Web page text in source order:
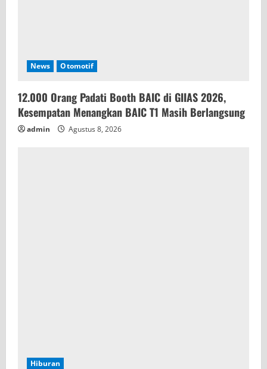
News Otomotif
12.000 Orang Padati Booth BAIC di GIIAS 2026,
Kesempatan Menangkan BAIC T1 Masih Berlangsung
admin Agustus 8, 2026
Hiburan